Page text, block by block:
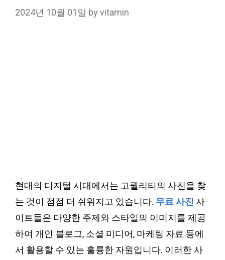
2024년 10월 01일 by vitamin
현대의 디지털 시대에서는 고퀄리티의 사진을 찾
는 것이 점점 더 쉬워지고 있습니다. 무료 사진 사
이트들은 다양한 주제와 스타일의 이미지를 제공
하여 개인 블로그, 소셜 미디어, 마케팅 자료 등에
서 활용할 수 있는 훌륭한 자원입니다. 이러한 사